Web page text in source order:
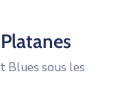
Blues sous les